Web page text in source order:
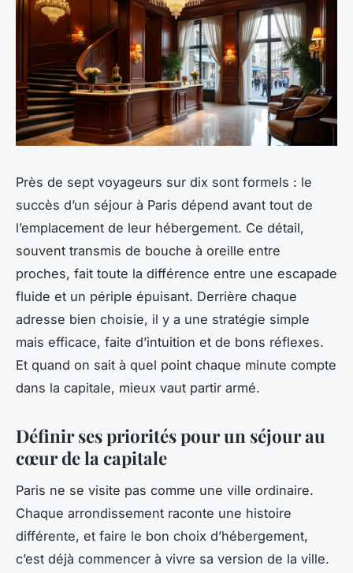
Près de sept voyageurs sur dix sont formels : le
succès d’un séjour à Paris dépend avant tout de
l’emplacement de leur hébergement. Ce détail,
souvent transmis de bouche à oreille entre
proches, fait toute la différence entre une escapade
fluide et un périple épuisant. Derrière chaque
adresse bien choisie, il y a une stratégie simple
mais efficace, faite d’intuition et de bons réflexes.
Et quand on sait à quel point chaque minute compte
dans la capitale, mieux vaut partir armé.
Définir ses priorités pour un séjour au
cœur de la capitale
Paris ne se visite pas comme une ville ordinaire.
Chaque arrondissement raconte une histoire
différente, et faire le bon choix d’hébergement,
c’est déjà commencer à vivre sa version de la ville.